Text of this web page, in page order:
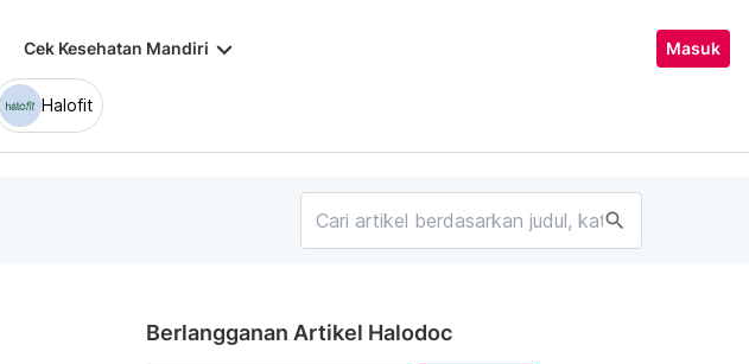
Cek Kesehatan Mandiri keyboard_arrow_down Masuk
Halofit
search
Berlangganan Artikel Halodoc